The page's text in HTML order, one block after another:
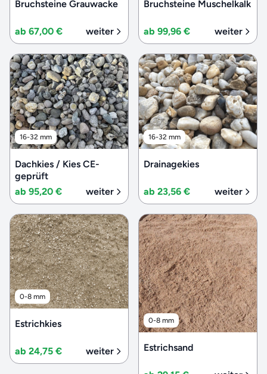
Bruchsteine Grauwacke
ab 67,00 € weiter
Bruchsteine Muschelkalk
ab 99,96 € weiter
16-32 mm
Dachkies / Kies CE-
geprüft
ab 95,20 €
weiter
16-32 mm
Drainagekies
ab 23,56 € weiter
0-8 mm
Estrichkies
ab 24,75 € weiter
0-8 mm
Estrichsand